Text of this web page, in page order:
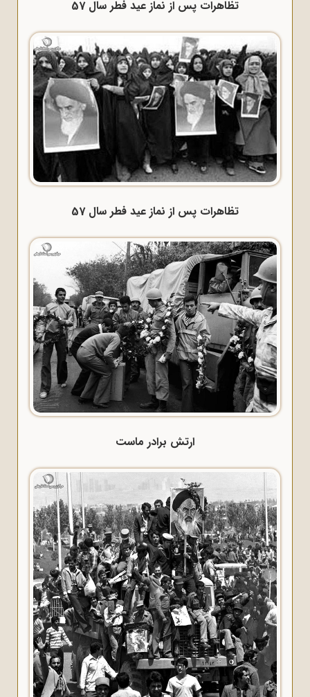
تظاهرات پس از نماز عید فطر سال 57
تظاهرات پس از نماز عید فطر سال 57
ارتش برادر ماست